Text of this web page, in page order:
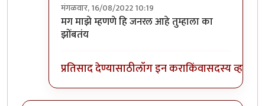
मंगळवार, 16/08/2022 10:19
In reply toचौकस साहेब, हो सर्वचbyगणेशा
मग माझे म्हणणे हि जनरल आहे तुम्हाला का
झोंबतंय
प्रतिसाद देण्यासाठीलॉग इन कराकिंवासदस्य व्हा